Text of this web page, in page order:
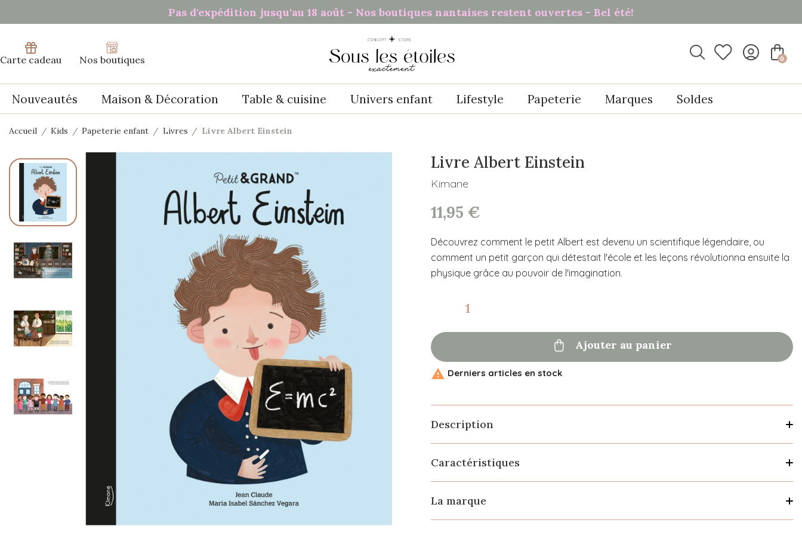
Pas d'expédition jusqu'au 18 août - Nos boutiques nantaises restent ouvertes - Bel été!
Carte cadeau Nos boutiques
 0
Nouveautés Maison & Décoration Table & cuisine Univers enfant Lifestyle Papeterie Marques Soldes
Accueil Kids Papeterie enfant Livres Livre Albert Einstein
Livre Albert Einstein
Kimane
11,95 €
Découvrez comment le petit Albert est devenu un scientifique légendaire, ou
comment un petit garçon qui détestait l'école et les leçons révolutionna ensuite la
physique grâce au pouvoir de l'imagination.
 Ajouter au panier
 Derniers articles en stock
Description
Caractéristiques
La marque